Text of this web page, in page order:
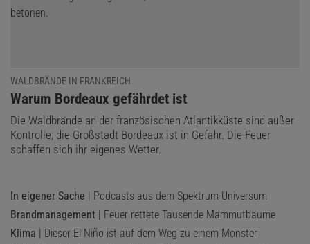
WALDBRÄNDE IN FRANKREICH
:
Warum Bordeaux gefährdet ist
Die Waldbrände an der französischen Atlantikküste sind außer
Kontrolle; die Großstadt Bordeaux ist in Gefahr. Die Feuer
schaffen sich ihr eigenes Wetter.
In eigener Sache | Podcasts aus dem Spektrum-Universum
Brandmanagement | Feuer rettete Tausende Mammutbäume
Klima | Dieser El Niño ist auf dem Weg zu einem Monster